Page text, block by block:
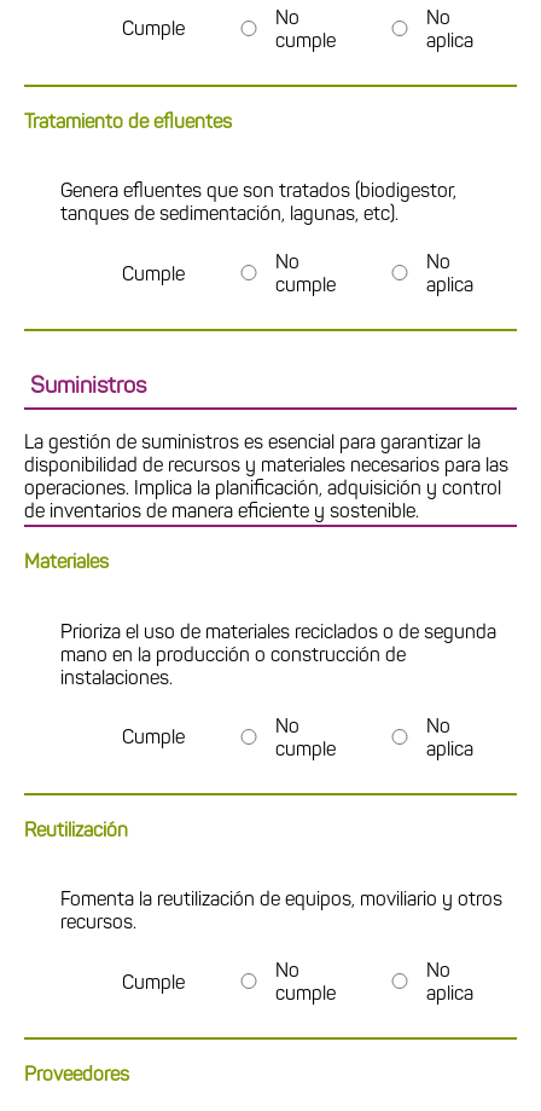
Cumple
No
cumple
No
aplica
Tratamiento de efluentes
Genera efluentes que son tratados (biodigestor,
tanques de sedimentación, lagunas, etc).
Cumple
No
cumple
No
aplica
Suministros
La gestión de suministros es esencial para garantizar la
disponibilidad de recursos y materiales necesarios para las
operaciones. Implica la planificación, adquisición y control
de inventarios de manera eficiente y sostenible.
Materiales
Prioriza el uso de materiales reciclados o de segunda
mano en la producción o construcción de
instalaciones.
Cumple
No
cumple
No
aplica
Reutilización
Fomenta la reutilización de equipos, moviliario y otros
recursos.
Cumple
No
cumple
No
aplica
Proveedores